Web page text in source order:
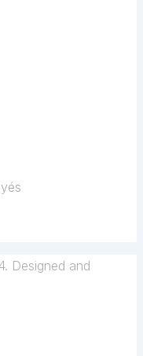
Designed and